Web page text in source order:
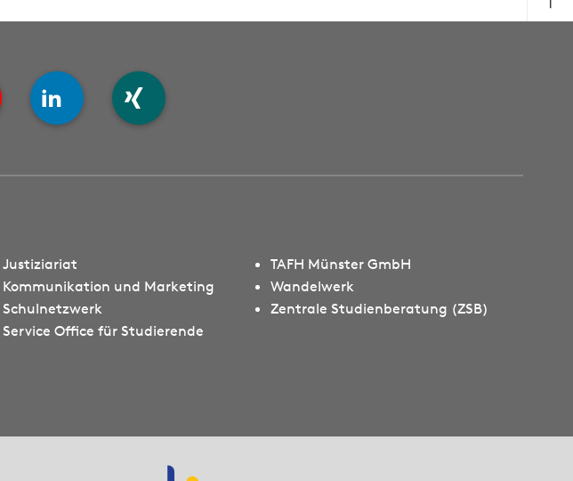
Justiziariat
Kommunikation und Marketing
Schulnetzwerk
Service Office für Studierende
TAFH Münster GmbH
Wandelwerk
Zentrale Studienberatung (ZSB)